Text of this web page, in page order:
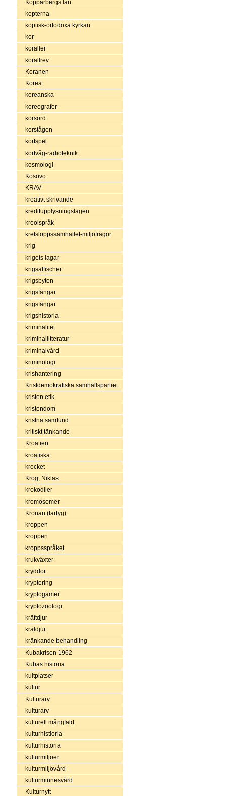
Kopparbergs län
kopterna
koptisk-ortodoxa kyrkan
kor
koraller
korallrev
Koranen
Korea
koreanska
koreografer
korsord
korstågen
kortspel
kortvåg-radioteknik
kosmologi
Kosovo
KRAV
kreativt skrivande
kreditupplysningslagen
kreolspråk
kretsloppssamhället-miljöfrågor
krig
krigets lagar
krigsaffischer
krigsbyten
krigsfångar
krigsfångar
krigshistoria
kriminalitet
kriminallitteratur
kriminalvård
kriminologi
krishantering
Kristdemokratiska samhällspartiet
kristen etik
kristendom
kristna samfund
kritiskt tänkande
Kroatien
kroatiska
krocket
Krog, Niklas
krokodiler
kromosomer
Kronan (fartyg)
kroppen
kroppen
kroppsspråket
krukväxter
kryddor
kryptering
kryptogamer
kryptozoologi
kräftdjur
kräldjur
kränkande behandling
Kubakrisen 1962
Kubas historia
kultplatser
kultur
Kulturarv
kulturarv
kulturell mångfald
kulturhistioria
kulturhistoria
kulturmiljöer
kulturmiljövård
kulturminnesvård
Kulturnytt